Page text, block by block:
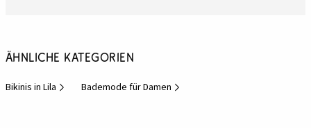
Ähnliche Kategorien
Bikinis in Lila Bademode für Damen